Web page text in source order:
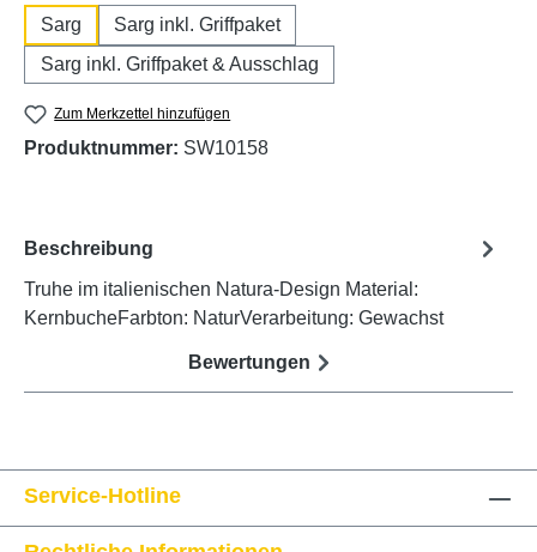
Sarg
Sarg inkl. Griffpaket
Sarg inkl. Griffpaket & Ausschlag
Zum Merkzettel hinzufügen
Produktnummer: SW10158
Beschreibung
Truhe im italienischen Natura-Design Material:
KernbucheFarbton: NaturVerarbeitung: Gewachst
Bewertungen
Service-Hotline